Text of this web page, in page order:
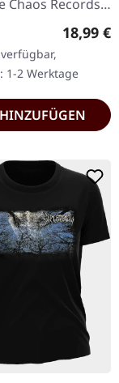
Chaos Records.
Vinyl
nur 200
Diese
18,99 €
1-2 Werktage
HINZUFÜGEN